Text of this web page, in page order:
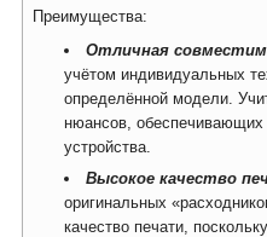
Преимущества:
Отличная
учётом индивидуальных
определённой модели.
нюансов,
устройства.
Высокое качество
оригинальных
качество печати,